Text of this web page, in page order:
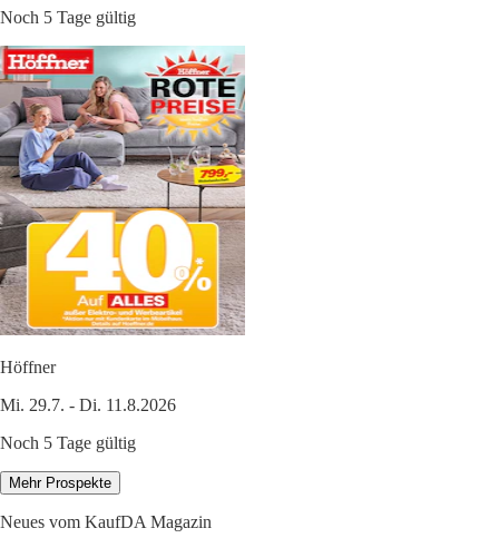
Noch 5 Tage gültig
Höffner
Mi. 29.7. - Di. 11.8.2026
Noch 5 Tage gültig
Mehr Prospekte
Neues vom KaufDA Magazin